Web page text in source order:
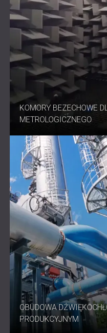
KOMORY BEZECHOWE
METROLOGICZNEGO
OBUDOWA
PRODUKCYJNYM